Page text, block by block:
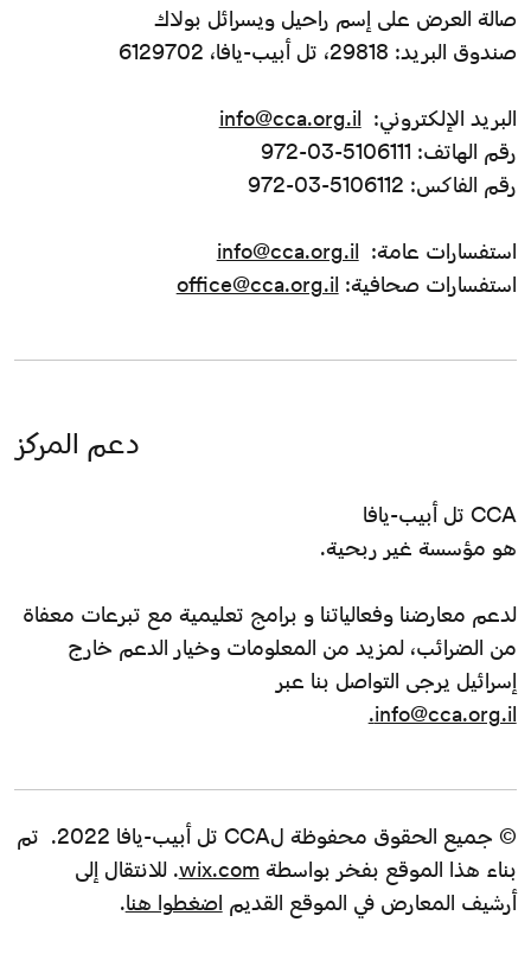
© جميع الحقوق محفوظة لCCA تل أبيب-يافا 2022. تم
بناء هذا الموقع بفخر بواسطة wix.com. للانتقال إلى
أرشيف المعارض في الموقع القديم اضغطوا هنا.
صالة العرض على إسم راحيل ويسرائل بولاك
صندوق البريد: 29818، تل أبيب-يافا، 6129702
البريد الإلكتروني: info@cca.org.il
رقم الهاتف: 5106111-03-972
رقم الفاكس: 5106112-03-972
استفسارات عامة: info@cca.org.il
استفسارات صحافية: office@cca.org.il
دعم المركز
CCA تل أبيب-يافا
هو مؤسسة غير ربحية.
لدعم معارضنا وفعالياتنا و برامج تعليمية مع تبرعات معفاة
من الضرائب، لمزيد من المعلومات وخيار الدعم خارج
إسرائيل يرجى التواصل بنا عبر
info@cca.org.il.